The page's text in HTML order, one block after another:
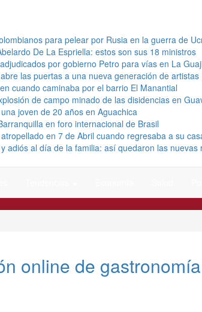
para pelear por Rusia en la guerra de
De La Espriella: estos son sus 18 ministros
por gobierno Petro para vías en La
las puertas a una nueva generación de artistas
cuando caminaba por el barrio El Manantial
de campo minado de las disidencias en
joven de 20 años en Aguachica
en foro internacional de Brasil
en 7 de Abril cuando regresaba a su
adiós al día de la familia: así quedaron las nuevas
online de